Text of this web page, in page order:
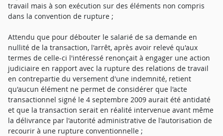
travail mais à son exécution sur des éléments non compris
dans la convention de rupture ;
Attendu que pour débouter le salarié de sa demande en
nullité de la transaction, l'arrêt, après avoir relevé qu'aux
termes de celle-ci l'intéressé renonçait à engager une action
judiciaire en rapport avec la rupture des relations de travail
en contrepartie du versement d'une indemnité, retient
qu'aucun élément ne permet de considérer que l'acte
transactionnel signé le 4 septembre 2009 aurait été antidaté
et que la transaction serait en réalité intervenue avant même
la délivrance par l'autorité administrative de l'autorisation de
recourir à une rupture conventionnelle ;